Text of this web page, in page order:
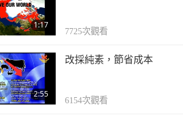
1:17
7725次觀看
2:55
改採純素，節省成本
6154次觀看